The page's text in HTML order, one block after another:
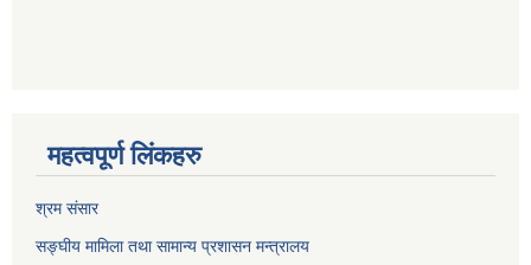
महत्वपूर्ण लिंकहरु
श्रम संसार
सङ्घीय मामिला तथा सामान्य प्रशासन मन्त्रालय